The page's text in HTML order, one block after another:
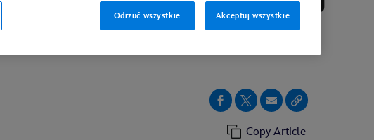
na prawdziwej
Copy Article
Odrzuć wszystkie Akceptuj wszystkie